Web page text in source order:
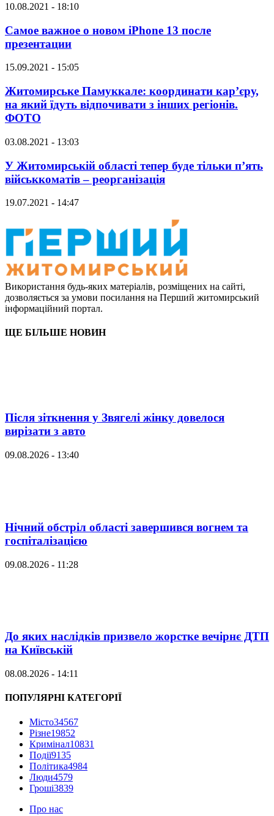
10.08.2021 - 18:10
Самое важное о новом iPhone 13 после
презентации
15.09.2021 - 15:05
Житомирське Памуккале: координати кар’єру,
на який їдуть відпочивати з інших регіонів.
ФОТО
03.08.2021 - 13:03
У Житомирській області тепер буде тільки п’ять
військкоматів – реорганізація
19.07.2021 - 14:47
Використання будь-яких матеріалів, розміщених на сайті,
дозволяється за умови посилання на Перший житомирський
інформаційний портал.
ЩЕ БІЛЬШЕ НОВИН
Після зіткнення у Звягелі жінку довелося
вирізати з авто
09.08.2026 - 13:40
Нічний обстріл області завершився вогнем та
госпіталізацією
09.08.2026 - 11:28
До яких наслідків призвело жорстке вечірнє ДТП
на Київській
08.08.2026 - 14:11
ПОПУЛЯРНІ КАТЕГОРІЇ
Місто34567
Різне19852
Кримінал10831
Події9135
Політика4984
Люди4579
Гроші3839
Про нас